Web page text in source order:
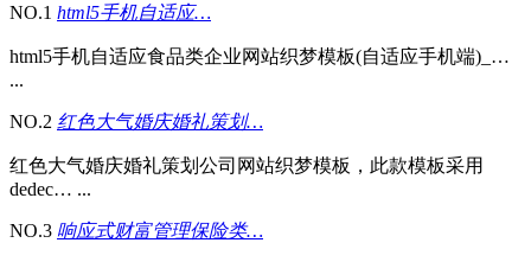
NO.1 html5手机自适应…
html5手机自适应食品类企业网站织梦模板(自适应手机端)_…
...
NO.2 红色大气婚庆婚礼策划…
红色大气婚庆婚礼策划公司网站织梦模板，此款模板采用
dedec… ...
NO.3 响应式财富管理保险类…